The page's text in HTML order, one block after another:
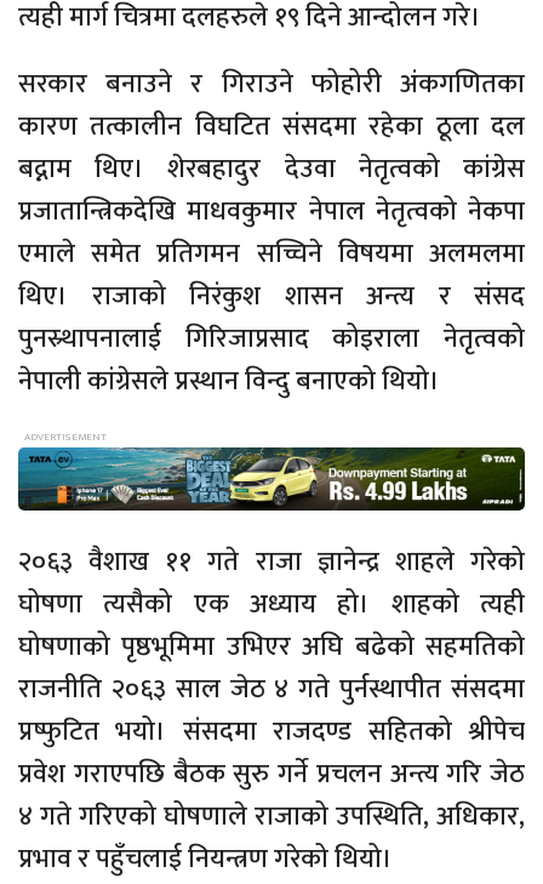
त्यही मार्ग चित्रमा दलहरुले १९ दिने आन्दोलन गरे।
सरकार बनाउने र गिराउने फोहोरी अंकगणितका
कारण तत्कालीन विघटित संसदमा रहेका ठूला दल
बद्नाम थिए। शेरबहादुर देउवा नेतृत्वको कांग्रेस
प्रजातान्त्रिकदेखि माधवकुमार नेपाल नेतृत्वको नेकपा
एमाले समेत प्रतिगमन सच्चिने विषयमा अलमलमा
थिए। राजाको निरंकुश शासन अन्त्य र संसद
पुनस्र्थापनालाई गिरिजाप्रसाद कोइराला नेतृत्वको
नेपाली कांग्रेसले प्रस्थान विन्दु बनाएको थियो।
२०६३ वैशाख ११ गते राजा ज्ञानेन्द्र शाहले गरेको
घोषणा त्यसैको एक अध्याय हो। शाहको त्यही
घोषणाको पृष्ठभूमिमा उभिएर अघि बढेको सहमतिको
राजनीति २०६३ साल जेठ ४ गते पुर्नस्थापीत संसदमा
प्रष्फुटित भयो। संसदमा राजदण्ड सहितको श्रीपेच
प्रवेश गराएपछि बैठक सुरु गर्ने प्रचलन अन्त्य गरि जेठ
४ गते गरिएको घोषणाले राजाको उपस्थिति, अधिकार,
प्रभाव र पहुँचलाई नियन्त्रण गरेको थियो।